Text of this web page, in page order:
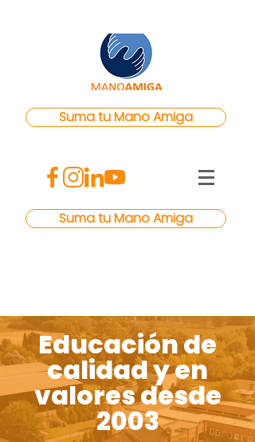
Suma tu Mano Amiga
Suma tu Mano Amiga
Educación de
calidad y en
valores desde
2003